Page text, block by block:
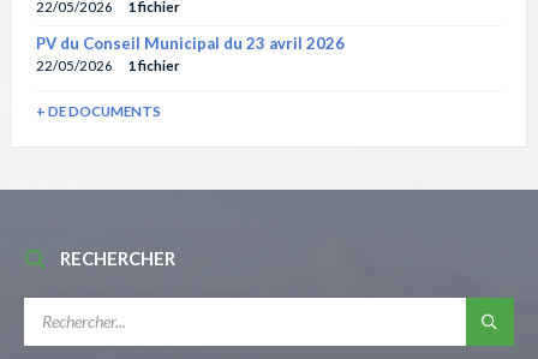
22/05/2026 1 fichier
PV du Conseil Municipal du 23 avril 2026
22/05/2026 1 fichier
+ DE DOCUMENTS
RECHERCHER